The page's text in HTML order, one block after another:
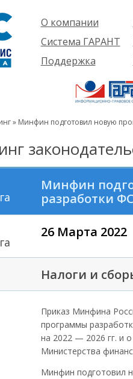
О компании
Компания
Проекты
Партнеры
Вакансии
Реквизиты
Информация
Система ГАРАНТ
О системе
решения
Комплекты
Новинки
Поддержка
Пользователям
Будущим
пользователям
» Минфин подготовил новую
Минфин
разработки
26 Марта 2022
Налоги и
Приказ Минфина
программы
на 2022 — 2026 гг. и
Министерства
Минфин подготовил